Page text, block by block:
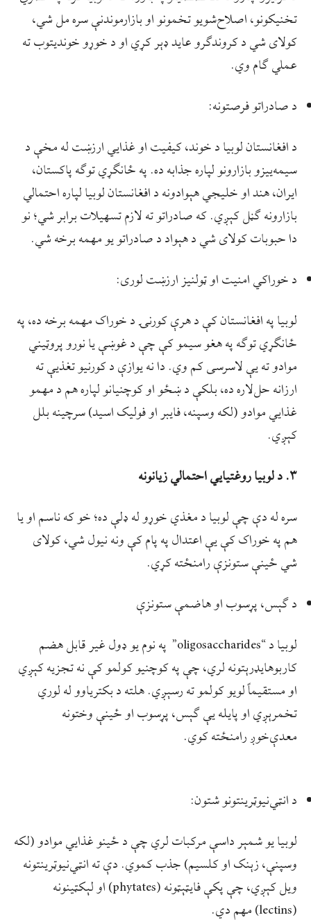
تخنیکونو، اصلاح‌شویو تخمونو او بازارموندنې سره مل شي،
کولای شي د کروندګرو عاید ډېر کړي او د خوړو خوندیتوب ته
عملي ګام وي.
د صادراتو فرصتونه:
د افغانستان لوبیا د خوند، کیفیت او غذایي ارزښت له مخې د
سیمه‌ییزو بازارونو لپاره جذابه ده. په ځانګړي توګه پاکستان،
ایران، هند او خلیجي هېوادونه د افغانستان لوبیا لپاره احتمالي
بازارونه ګڼل کېږي. که صادراتو ته لازم تسهیلات برابر شي؛ نو
دا حبوبات کولای شي د هېواد د صادراتو یو مهمه برخه شي.
د خوراکي امنیت او ټولنیز ارزښت لوری:
لوبیا په افغانستان کې د هرې کورنۍ د خوراک مهمه برخه ده، په
ځانګړي توګه په هغو سیمو کې چې د غوښې یا نورو پروټیني
موادو ته يې لاسرسی کم وي. دا نه یوازې د کورنیو تغذیې ته
ارزانه حل‌لاره ده، بلکې د ښځو او کوچنیانو لپاره هم د مهمو
غذایي موادو (لکه وسپنه، فایبر او فوليک اسید) سرچینه بلل
کېږي.
۳. د لوبیا روغتیایي احتمالي زیانونه
سره له دې چې لوبیا د مغذي خوړو له ډلې ده؛ خو که ناسم او یا
هم په خوراک کې يې اعتدال په پام کې ونه نيول شي، کولای
شي ځینې ستونزې رامنځته کړي.
د ګېس، پړسوب او هاضمې ستونزې
لوبیا د “oligosaccharides” په نوم یو ډول غیر قابل هضم
کاربوهایډرېتونه لري، چې په کوچنیو کولمو کې نه تجزیه کېږي
او مستقیماً لویو کولمو ته رسېږي. هلته د بکتریاوو له‌ لوري
تخمرېږي او پایله یې ګېس، پړسوب او ځینې وختونه
معدې‌خوږ رامنځته کوي.
د انټي‌نيوټرینتونو شتون:
لوبیا یو شمېر داسې مرکبات لري چې د ځینو غذایي موادو (لکه
وسپنې، زېنک او کلسیم) جذب کموي. دې ته انټي‌نيوټرینتونه
ویل کېږي، چې پکې فایټېټونه (phytates) او لېکټینونه
(lectins) مهم دي.